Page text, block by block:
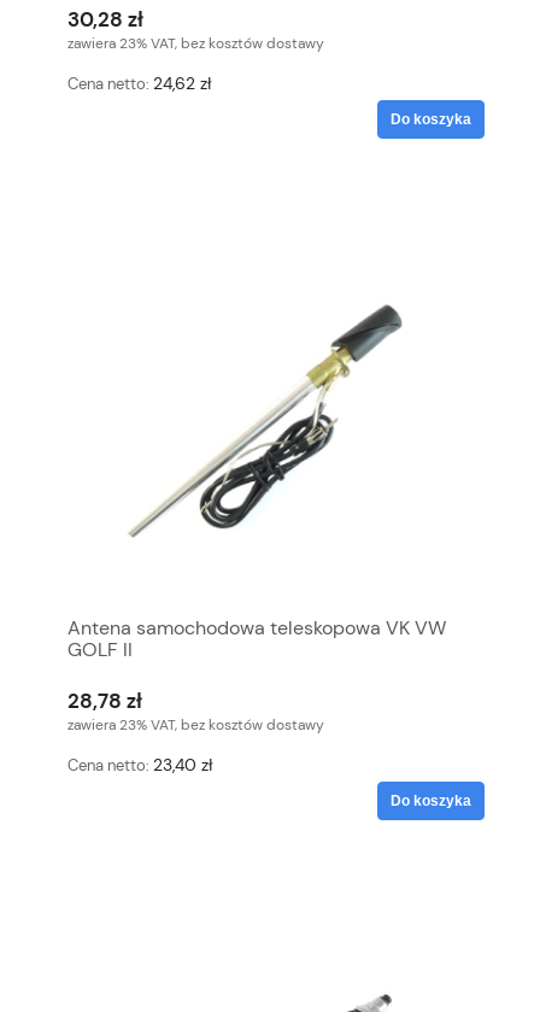
30,28 zł
zawiera 23% VAT, bez kosztów dostawy
Cena netto: 24,62 zł
Do koszyka
Antena samochodowa teleskopowa VK VW
GOLF II
28,78 zł
zawiera 23% VAT, bez kosztów dostawy
Cena netto: 23,40 zł
Do koszyka